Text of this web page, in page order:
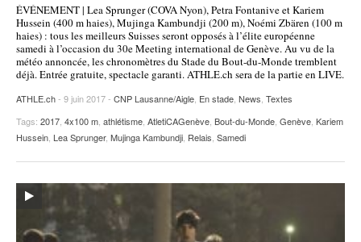
POURQUOI ATHLE.CH ?
ATHLE.CH RÉGIONS | VAUD
HIGHLIGHTS
LIVRES
ÉVÉNEMENT | Lea Sprunger (COVA Nyon), Petra Fontanive et Kariem
Hussein (400 m haies), Mujinga Kambundji (200 m), Noémi Zbären (100 m
haies) : tous les meilleurs Suisses seront opposés à l’élite européenne
samedi à l’occasion du 30e Meeting international de Genève. Au vu de la
météo annoncée, les chronomètres du Stade du Bout-du-Monde tremblent
déjà. Entrée gratuite, spectacle garanti. ATHLE.ch sera de la partie en LIVE.
ATHLE.ch- 9 juin 2017 - CNP Lausanne/Aigle En stade News Textes
Tags: 2017 4x100 m athlétisme AtletiCAGenève Bout-du-Monde Genève Kariem
Hussein Lea Sprunger, Mujinga Kambundji Relais Samedi